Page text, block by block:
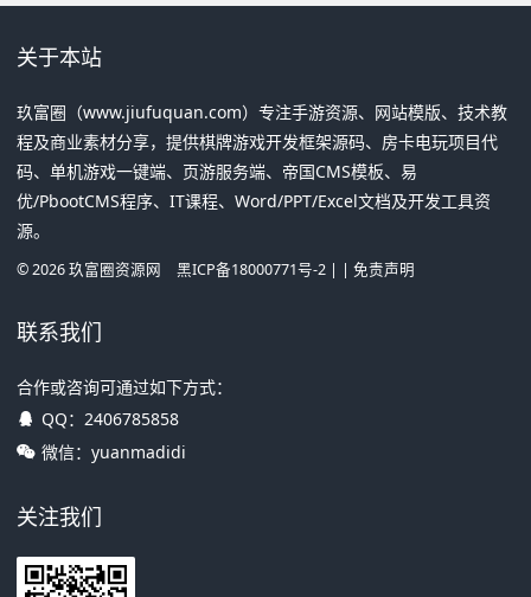
关于本站
玖富圈（www.jiufuquan.com）专注手游资源、网站模版、技术教
程及商业素材分享，提供棋牌游戏开发框架源码、房卡电玩项目代
码、单机游戏一键端、页游服务端、帝国CMS模板、易
优/PbootCMS程序、IT课程、Word/PPT/Excel文档及开发工具资
源。
©2026玖富圈资源网 黑ICP备18000771号-2| | 免责声明
联系我们
合作或咨询可通过如下方式：
QQ： 2406785858
微信：yuanmadidi
关注我们